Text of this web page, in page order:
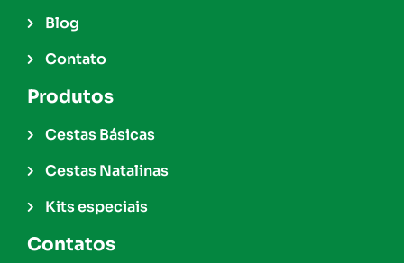
Blog
Contato
Produtos
Cestas Básicas
Cestas Natalinas
Kits especiais
Contatos